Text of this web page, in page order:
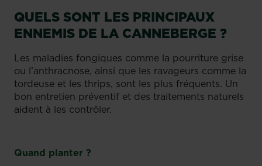
QUELS SONT LES PRINCIPAUX
ENNEMIS DE LA CANNEBERGE ?
Les maladies fongiques comme la pourriture grise
ou l’anthracnose, ainsi que les ravageurs comme la
tordeuse et les thrips, sont les plus fréquents. Un
bon entretien préventif et des traitements naturels
aident à les contrôler.
Quand planter ?